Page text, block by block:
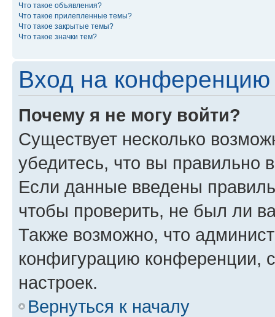
Что такое объявления?
Что такое прилепленные темы?
Что такое закрытые темы?
Что такое значки тем?
Вход на конференцию
Почему я не могу войти?
Существует несколько
убедитесь, что вы правильно
Если данные введены
чтобы проверить, не был ли
Также возможно, что
конфигурацию конференции,
настроек.
Вернуться к началу